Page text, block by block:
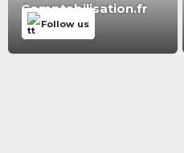
Comptabilisation.fr
Follow us